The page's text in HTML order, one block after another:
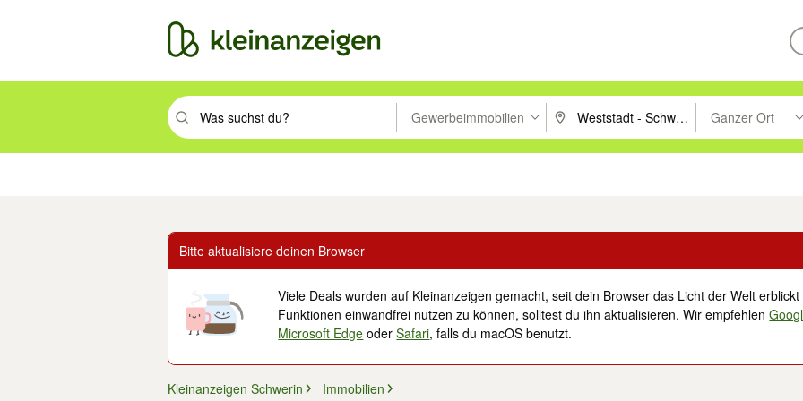
Suchbegriff eingeben. Eingabetaste drücken um zu suchen, oder Vorschläge mit den Pfeiltasten nach oben/
Gewerbeimmobilien PLZ oder Ort eingeben. Eingabetaste
Ganzer Ort
Suche im
Bitte aktualisiere deinen Browser
Viele Deals wurden auf Kleinanzeigen gemacht, seit dein Browser das Licht der Welt
Funktionen einwandfrei nutzen zu können, solltest du ihn aktualisieren. Wir empfehlen
Microsoft Edge oderSafari, falls du macOS benutzt.
Kleinanzeigen Schwerin
Immobilien